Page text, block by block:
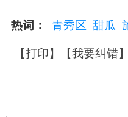
热词： 青秀区 甜瓜
【打印】【我要纠错